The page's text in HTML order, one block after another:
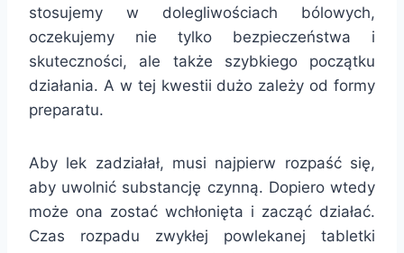
stosujemy w dolegliwościach bólowych,
oczekujemy nie tylko bezpieczeństwa i
skuteczności, ale także szybkiego początku
działania. A w tej kwestii dużo zależy od formy
preparatu.
Aby lek zadziałał, musi najpierw rozpaść się,
aby uwolnić substancję czynną. Dopiero wtedy
może ona zostać wchłonięta i zacząć działać.
Czas rozpadu zwykłej powlekanej tabletki